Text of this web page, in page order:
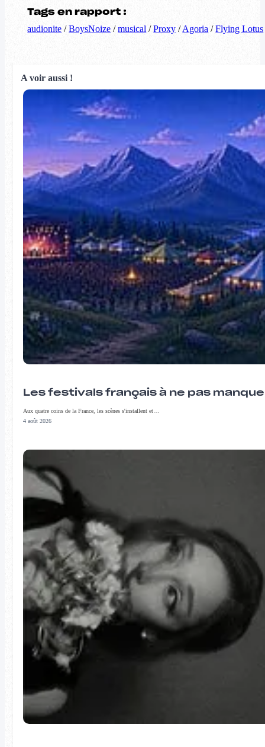
Tags en rapport :
audionite /BoysNoize /musical /Proxy /Agoria /Flying Lotus
A voir aussi !
Les festivals français à ne pas
Aux quatre coins de la France, les scènes s'installent et…
4 août 2026